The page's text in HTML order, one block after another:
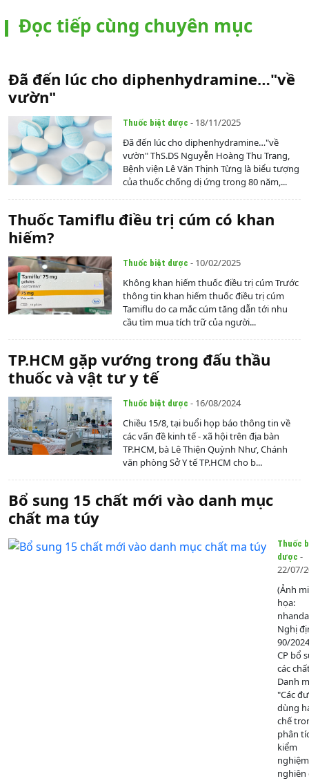
Đọc tiếp cùng chuyên mục
Đã đến lúc cho diphenhydramine…"về
vườn"
Thuốc biệt dược - 18/11/2025
Đã đến lúc cho diphenhydramine…"về
vườn" ThS.DS Nguyễn Hoàng Thu Trang,
Bệnh viện Lê Văn Thịnh Từng là biểu tượng
của thuốc chống dị ứng trong 80 năm,...
Thuốc Tamiflu điều trị cúm có khan
hiếm?
Thuốc biệt dược - 10/02/2025
Không khan hiếm thuốc điều trị cúm Trước
thông tin khan hiếm thuốc điều trị cúm
Tamiflu do ca mắc cúm tăng dẫn tới nhu
cầu tìm mua tích trữ của người...
TP.HCM gặp vướng trong đấu thầu
thuốc và vật tư y tế
Thuốc biệt dược - 16/08/2024
Chiều 15/8, tại buổi họp báo thông tin về
các vấn đề kinh tế - xã hội trên địa bàn
TP.HCM, bà Lê Thiện Quỳnh Như, Chánh
văn phòng Sở Y tế TP.HCM cho b...
Bổ sung 15 chất mới vào danh mục
chất ma túy
Thuốc
dược -
22/07/
(Ảnh
họa:
Nghị
90/
CP bổ
các
Danh
"Các
dùng
chế
phân
kiểm
nghiên